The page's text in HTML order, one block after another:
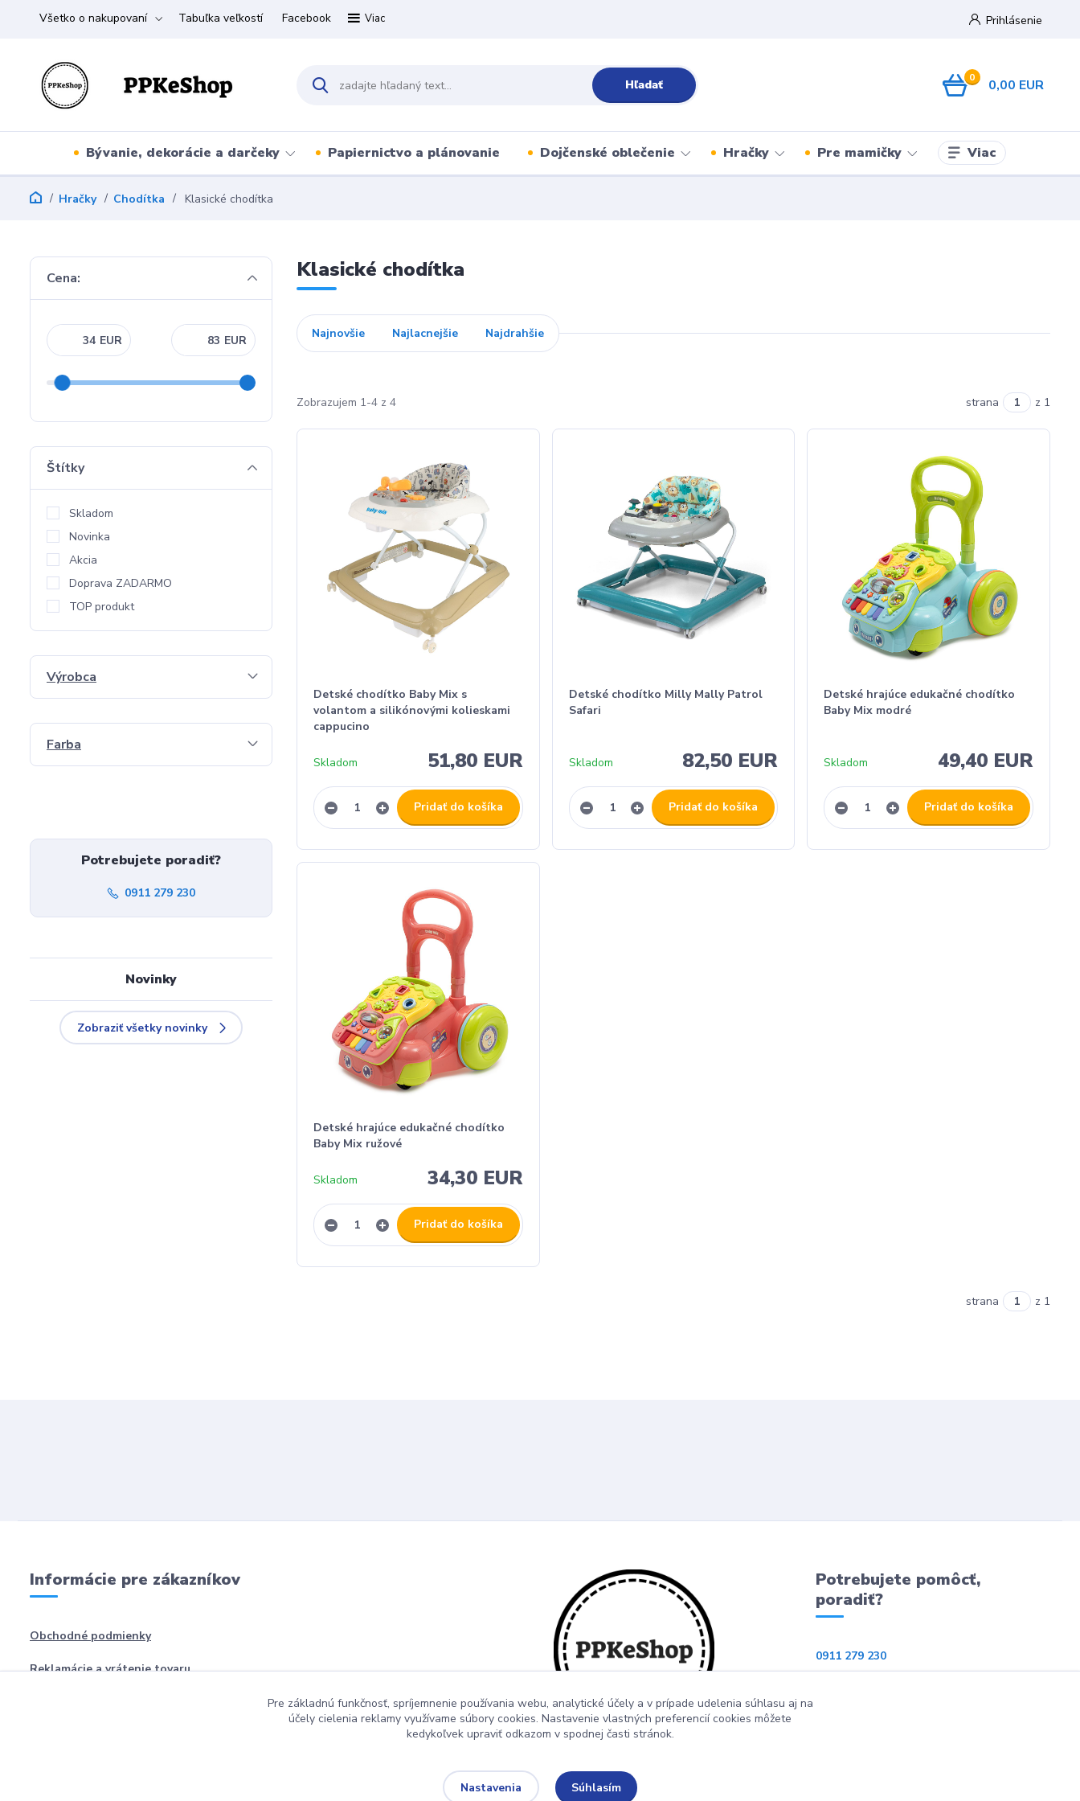
Všetko o nakupovaní Tabuľka veľkostí Facebook Viac Prihlásenie
Hľadať 0 0,00 EUR
Bývanie, dekorácie a darčeky Papiernictvo a plánovanie Dojčenské oblečenie Hračky Pre mamičky Viac
Hračky Chodítka Klasické chodítka
Klasické chodítka
Najnovšie Najlacnejšie Najdrahšie
Zobrazujem 1-4 z 4 strana z 1
Detské chodítko Baby Mix s
volantom a silikónovými kolieskami
cappucino
51,80 EUR
Skladom
Pridať do košíka
Detské chodítko Milly Mally Patrol
Safari
82,50 EUR
Skladom
Pridať do košíka
Detské hrajúce edukačné chodítko
Baby Mix modré
49,40 EUR
Skladom
Pridať do košíka
Detské hrajúce edukačné chodítko
Baby Mix ružové
34,30 EUR
Skladom
Pridať do košíka
strana z 1
Cena:
EUR EUR
Štítky
Skladom
Novinka
Akcia
Doprava ZADARMO
TOP produkt
Výrobca
Farba
Potrebujete poradiť?
0911 279 230
Novinky
Zobraziť všetky novinky
Informácie pre zákazníkov
Obchodné podmienky
Reklamácie a vrátenie tovaru
Potrebujete pomôcť,
poradiť?
0911 279 230
Pre základnú funkčnosť, spríjemnenie používania webu, analytické účely a v prípade udelenia súhlasu aj na
účely cielenia reklamy využívame súbory cookies. Nastavenie vlastných preferencií cookies môžete
kedykoľvek upraviť odkazom v spodnej časti stránok.
Nastavenia Súhlasím